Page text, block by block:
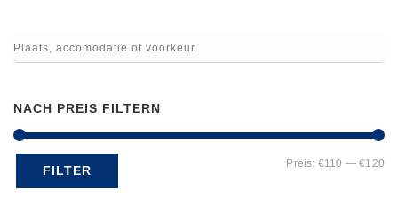
NACH PREIS FILTERN
FILTER Preis: €110 —€120